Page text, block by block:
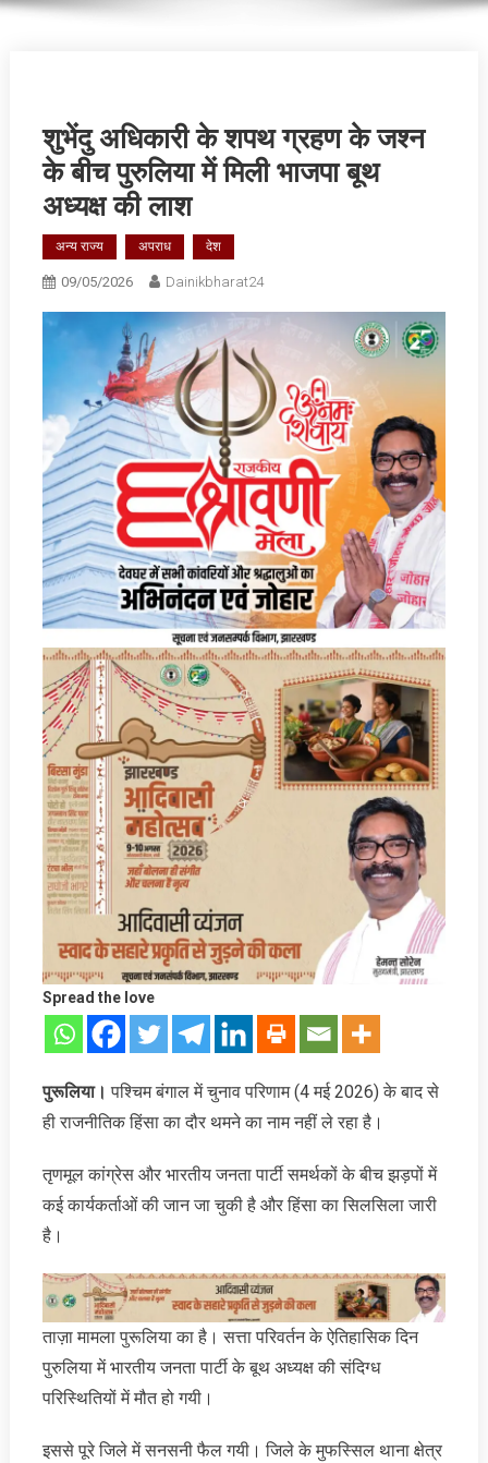
शुभेंदु अधिकारी के शपथ ग्रहण के जश्न
के बीच पुरुलिया में मिली भाजपा बूथ
अध्यक्ष की लाश
अन्य राज्य अपराध देश
09/05/2026 Dainikbharat24
Spread the love
पुरूलिया। पश्चिम बंगाल में चुनाव परिणाम (4 मई 2026) के बाद से
ही राजनीतिक हिंसा का दौर थमने का नाम नहीं ले रहा है।
तृणमूल कांग्रेस और भारतीय जनता पार्टी समर्थकों के बीच झड़पों में
कई कार्यकर्ताओं की जान जा चुकी है और हिंसा का सिलसिला जारी
है।
ताज़ा मामला पुरूलिया का है। सत्ता परिवर्तन के ऐतिहासिक दिन
पुरुलिया में भारतीय जनता पार्टी के बूथ अध्यक्ष की संदिग्ध
परिस्थितियों में मौत हो गयी।
इससे पूरे जिले में सनसनी फैल गयी। जिले के मुफस्सिल थाना क्षेत्र